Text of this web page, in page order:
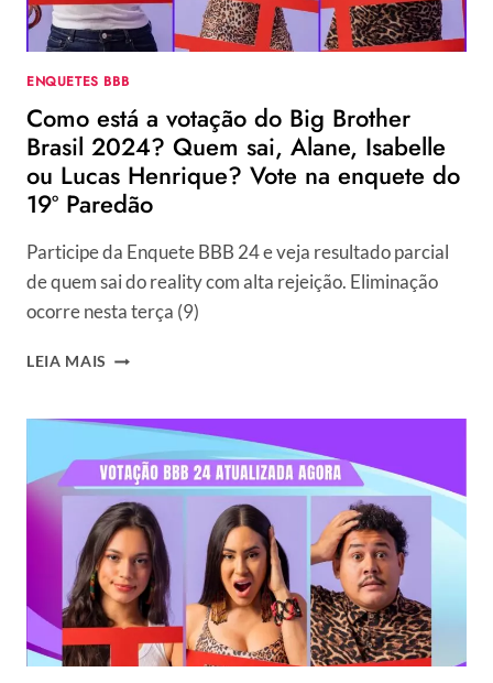
ENQUETES BBB
Como está a votação do Big Brother
Brasil 2024? Quem sai, Alane, Isabelle
ou Lucas Henrique? Vote na enquete do
19º Paredão
Participe da Enquete BBB 24 e veja resultado parcial
de quem sai do reality com alta rejeição. Eliminação
ocorre nesta terça (9)
LEIA MAIS COMO
VOTAÇÃO
BIG
BROTHER
BRASIL
2024?
QUEM
SAI,
ALANE,
ISABELLE
OU